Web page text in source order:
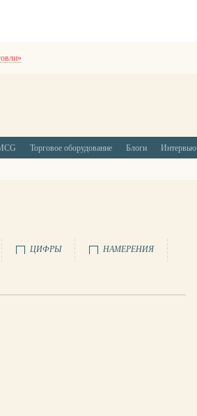
Торговое оборудование Блоги Интервью
ЦИФРЫ НАМЕРЕНИЯ